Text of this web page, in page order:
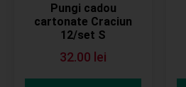
Pungi cadou
cartonate Craciun
12/set S
32.00 lei